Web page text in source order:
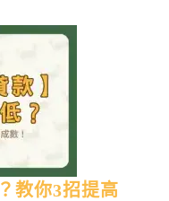
教你3招提高